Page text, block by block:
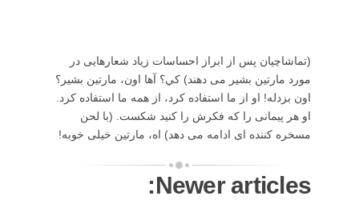
(تماشاچيان پس از ابراز احساسات زياد شعارهايی در
مورد مارتين بشير می دهند) کي؟ آها اون، مارتين بشير؟
اون بزدله! او از ما استفاده کرد، از همه ما استفاده کرد.
او هر پيمانی را که فکرش را کنيد شکست. (با لحن
مسخره کننده ای ادامه می دهد) اه، مارتين خيلی خوبه!
Newer articles: